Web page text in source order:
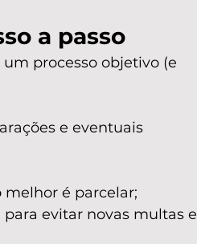
a passo
processo objetivo (e
e eventuais
melhor é parcelar;
para evitar novas multas e